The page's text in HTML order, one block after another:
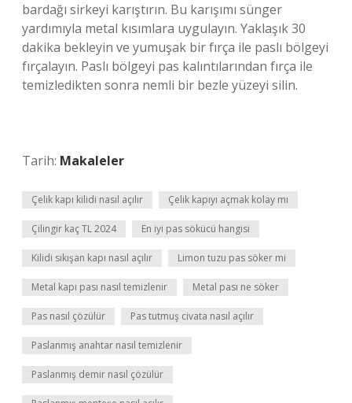
bardağı sirkeyi karıştırın. Bu karışımı sünger
yardımıyla metal kısımlara uygulayın. Yaklaşık 30
dakika bekleyin ve yumuşak bir fırça ile paslı bölgeyi
fırçalayın. Paslı bölgeyi pas kalıntılarından fırça ile
temizledikten sonra nemli bir bezle yüzeyi silin.
Tarih: Makaleler
Çelik kapı kilidi nasıl açılır Çelik kapıyı açmak kolay mı
Çilingir kaç TL 2024 En iyi pas sökücü hangisi
Kilidi sıkışan kapı nasıl açılır Limon tuzu pas söker mi
Metal kapı pası nasıl temizlenir Metal pası ne söker
Pas nasıl çözülür Pas tutmuş civata nasıl açılır
Paslanmış anahtar nasıl temizlenir
Paslanmış demir nasıl çözülür